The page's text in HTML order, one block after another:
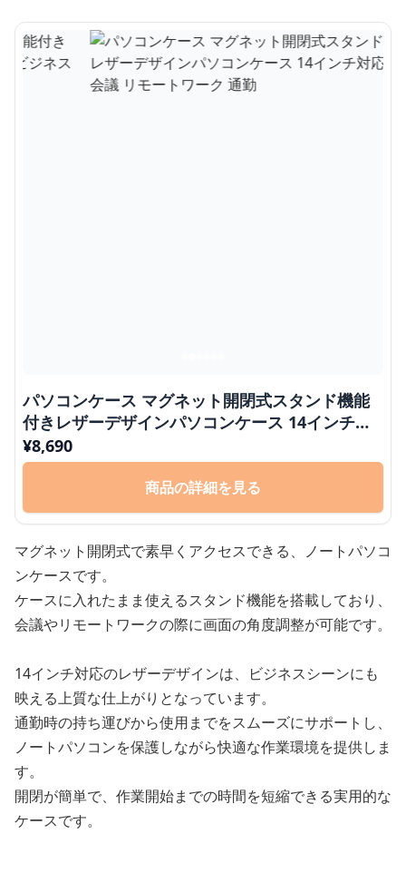
パソコンケース マグネット開閉式スタンド機能
付きレザーデザインパソコンケース 14インチ対
応 ビジネス 会議 リモートワーク 通勤
¥8,690
商品の詳細を見る
マグネット開閉式で素早くアクセスできる、ノートパソコ
ンケースです。
ケースに入れたまま使えるスタンド機能を搭載しており、
会議やリモートワークの際に画面の角度調整が可能です。
14インチ対応のレザーデザインは、ビジネスシーンにも
映える上質な仕上がりとなっています。
通勤時の持ち運びから使用までをスムーズにサポートし、
ノートパソコンを保護しながら快適な作業環境を提供しま
す。
開閉が簡単で、作業開始までの時間を短縮できる実用的な
ケースです。